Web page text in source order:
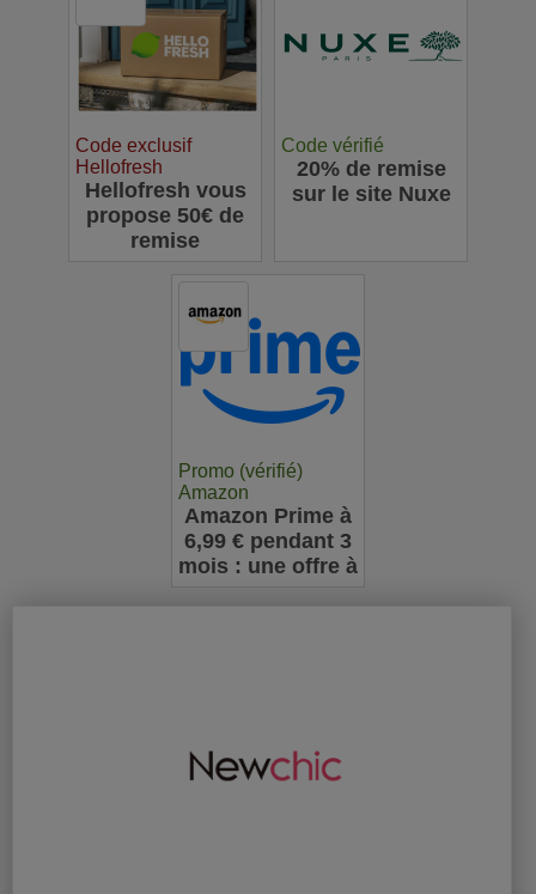
Code exclusif
Hellofresh
Hellofresh vous
propose 50€ de
remise
Code vérifié
20% de remise
sur le site Nuxe
Promo (vérifié)
Amazon
Amazon Prime à
6,99 € pendant 3
mois : une offre à